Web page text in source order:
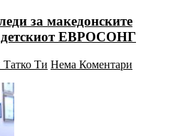
за македонските
детскиот ЕВРОСОНГ
Ти Нема Коментари